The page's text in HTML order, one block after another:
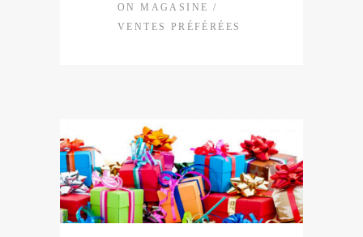
ON MAGASINE /
VENTES PRÉFÉRÉES